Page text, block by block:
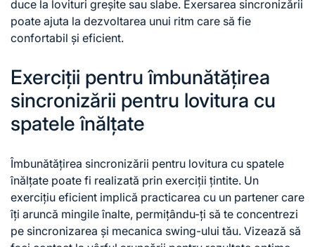
duce la lovituri greșite sau slabe. Exersarea sincronizării
poate ajuta la dezvoltarea unui ritm care să fie
confortabil și eficient.
Exerciții pentru îmbunătățirea
sincronizării pentru lovitura cu
spatele înălțate
Îmbunătățirea sincronizării pentru lovitura cu spatele
înălțate poate fi realizată prin exerciții țintite. Un
exercițiu eficient implică practicarea cu un partener care
îți aruncă mingile înalte, permițându-ți să te concentrezi
pe sincronizarea și mecanica swing-ului tău. Vizează să